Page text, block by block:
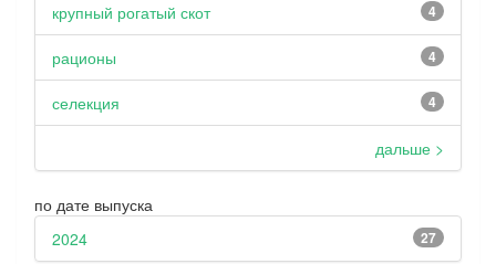
4
крупный рогатый скот
4
рационы
4
селекция
дальше >
по дате выпуска
27
2024